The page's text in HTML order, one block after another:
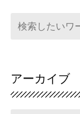
アーカイブ